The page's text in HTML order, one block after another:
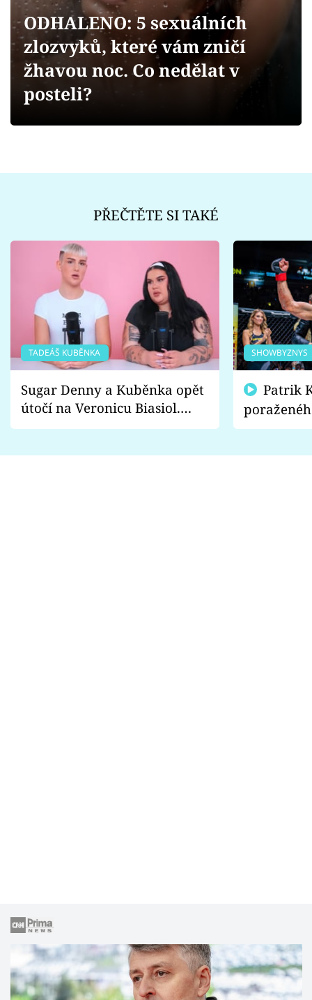
Videa
Sledujte prima+
ODHALENO: 5 sexuálních
zlozvyků, které vám zničí
žhavou noc. Co nedělat v
posteli?
PŘEČTĚTE SI TAKÉ
TADEÁŠ KUBĚNKA
Sugar Denny a Kuběnka opět
útočí na Veronicu Biasiol.
Proč je podle nich falešná a
SHOWBYZNYS
fanoušci